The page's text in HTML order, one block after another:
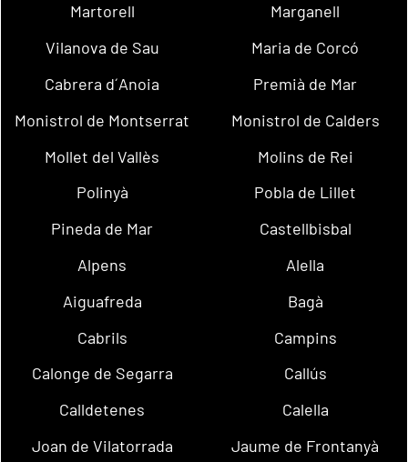
Martorell
Marganell
Vilanova de Sau
Maria de Corcó
Cabrera d´Anoia
Premià de Mar
Monistrol de Montserrat
Monistrol de Calders
Mollet del Vallès
Molins de Rei
Polinyà
Pobla de Lillet
Pineda de Mar
Castellbisbal
Alpens
Alella
Aiguafreda
Bagà
Cabrils
Campins
Calonge de Segarra
Callús
Calldetenes
Calella
Joan de Vilatorrada
Jaume de Frontanyà